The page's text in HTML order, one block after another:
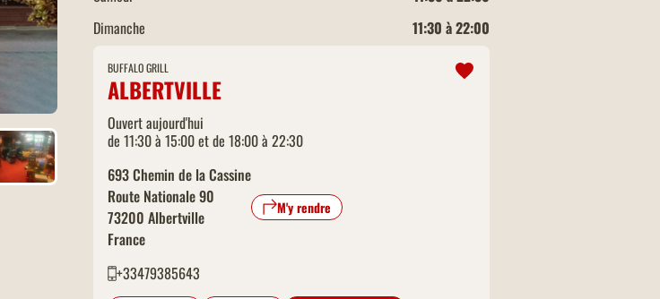
Dimanche
11:30 à 22:00
BUFFALO GRILL
ALBERTVILLE
Ouvert aujourd'hui
de 11:30 à 15:00 et de 18:00 à 22:30
693 Chemin de la Cassine
Route Nationale 90
73200 Albertville
France
M'y rendre
+33479385643